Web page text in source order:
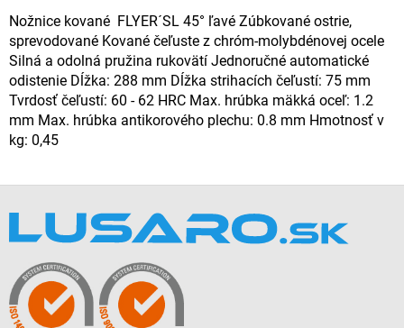
Nožnice kované FLYER´SL 45° ľavé Zúbkované ostrie,
sprevodované Kované čeľuste z chróm-molybdénovej ocele
Silná a odolná pružina rukovätí Jednoručné automatické
odistenie Dĺžka: 288 mm Dĺžka strihacích čeľustí: 75 mm
Tvrdosť čeľustí: 60 - 62 HRC Max. hrúbka mäkká oceľ: 1.2
mm Max. hrúbka antikorového plechu: 0.8 mm Hmotnosť v
kg: 0,45